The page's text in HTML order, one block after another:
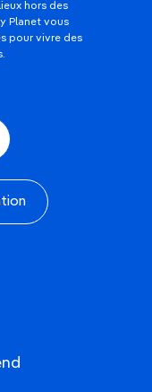
hors des
Planet vous
pour vivre des